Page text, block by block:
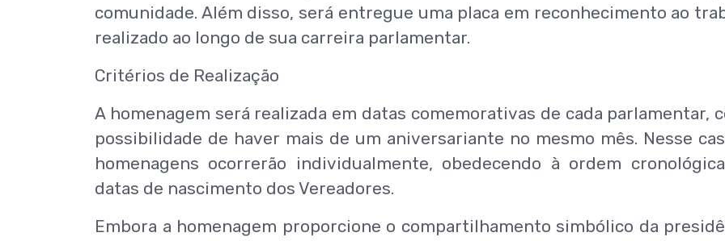
comunidade. Além disso, será entregue uma placa em reconhecimento ao
realizado ao longo de sua carreira parlamentar.
Critérios de Realização
A homenagem será realizada em datas comemorativas de cada parlamentar,
possibilidade de haver mais de um aniversariante no mesmo mês. Nesse
homenagens ocorrerão individualmente, obedecendo à ordem
datas de nascimento dos Vereadores.
Embora a homenagem proporcione o compartilhamento simbólico da